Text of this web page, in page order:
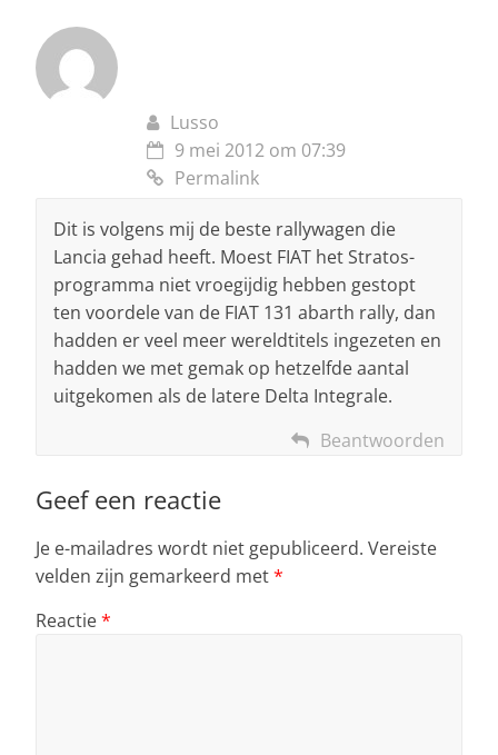
Lusso
9 mei 2012 om 07:39
Permalink
Dit is volgens mij de beste rallywagen die
Lancia gehad heeft. Moest FIAT het Stratos-
programma niet vroegijdig hebben gestopt
ten voordele van de FIAT 131 abarth rally, dan
hadden er veel meer wereldtitels ingezeten en
hadden we met gemak op hetzelfde aantal
uitgekomen als de latere Delta Integrale.
Beantwoorden
Geef een reactie
Je e-mailadres wordt niet gepubliceerd. Vereiste
velden zijn gemarkeerd met*
Reactie*